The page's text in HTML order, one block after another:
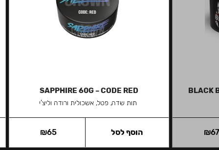
BLACK
₪
SAPPHIRE 60G – CODE RED
תות שדה, פטל, אשכולית ורודה וליצ'י
₪65 הוסף לסל